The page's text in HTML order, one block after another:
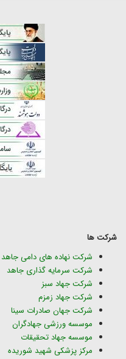
شرکت ها
شرکت نهاده های دامی جاهد
شرکت سرمایه گذاری جاهد
شرکت جهاد سبز
شرکت جهاد زمزم
شرکت جهان صادرات سینا
موسسه ورزشی جهادگران
موسسه جهاد تحقیقات
مرکز پزشکی شهید شوریده